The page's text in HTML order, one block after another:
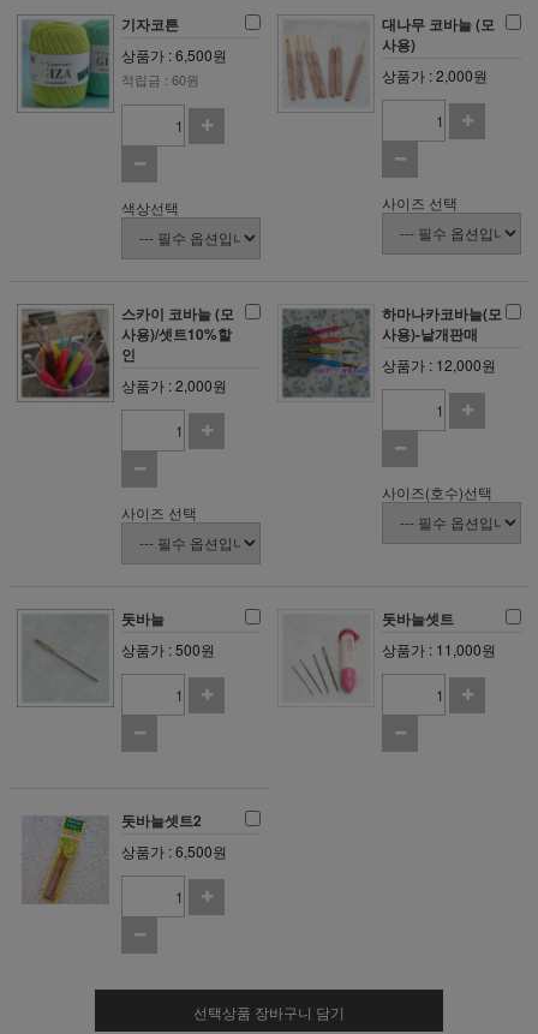
기자코튼
상품가 : 6,500원
적립금 : 60원
색상선택
대나무 코바늘 (모
사용)
상품가 : 2,000원
사이즈 선택
스카이 코바늘 (모
사용)/셋트10%할
인
상품가 : 2,000원
사이즈 선택
하마나카코바늘(모
사용)-낱개판매
상품가 : 12,000원
사이즈(호수)선택
돗바늘
상품가 : 500원
돗바늘셋트
상품가 : 11,000원
돗바늘셋트2
상품가 : 6,500원
선택상품 장바구니 담기